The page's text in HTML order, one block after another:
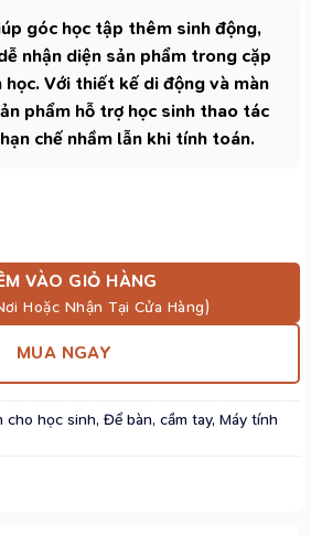
góc học tập thêm sinh động,
nhận diện sản phẩm trong cặp
Với thiết kế di động và màn
phẩm hỗ trợ học sinh thao tác
chế nhầm lẫn khi tính toán.
Màu Đỏ – Tính Thuế Nhanh, Tính
VÀO GIỎ HÀNG
MUA NGAY
cho học sinh, Để bàn, cầm tay, Máy tính